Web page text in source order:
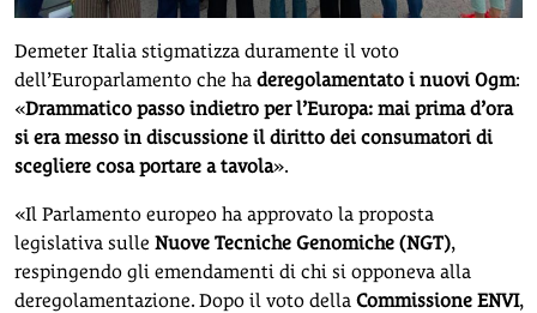
Demeter Italia stigmatizza duramente il voto
dell’Europarlamento che ha deregolamentato i nuovi Ogm:
«Drammatico passo indietro per l’Europa: mai prima d’ora
si era messo in discussione il diritto dei consumatori di
scegliere cosa portare a tavola».
«Il Parlamento europeo ha approvato la proposta
legislativa sulle Nuove Tecniche Genomiche (NGT),
respingendo gli emendamenti di chi si opponeva alla
deregolamentazione. Dopo il voto della Commissione ENVI,